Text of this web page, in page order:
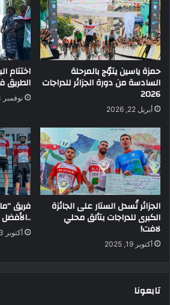
حمزة ياسين يتوّج بالمرحلة
السادسة من دورة الجزائر للدراجات
2026
أبريل 22, 2026
اختتام
الطريق
نوفمبر 23, 2025
الجزائر تُسدل الستار على الجائزة
الكبرى للدراجات بتألق محلي
لافت!
أكتوبر 19, 2025
فريق
أكتوبر 13, 2025
تابعونا